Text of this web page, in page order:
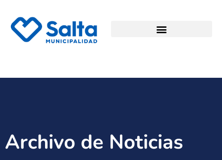
Archivo de Noticias